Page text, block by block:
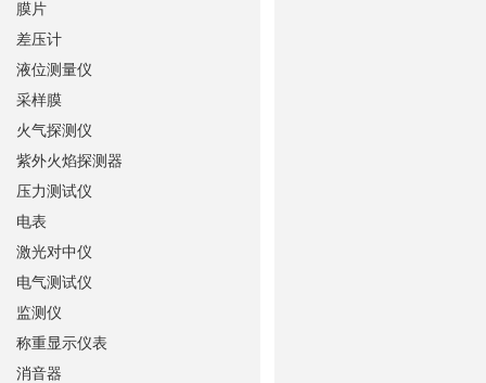
膜片
差压计
液位测量仪
采样膜
火气探测仪
紫外火焰探测器
压力测试仪
电表
激光对中仪
电气测试仪
监测仪
称重显示仪表
消音器